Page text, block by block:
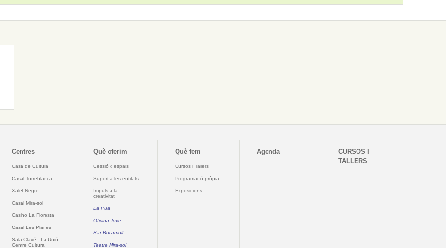
Centres
Casa de Cultura
Casal Torreblanca
Xalet Negre
Casal Mira-sol
Casino La Floresta
Casal Les Planes
Sala Clavé - La Unió
Centre Cultural
Què oferim
Cessió d'espais
Suport a les entitats
Impuls a la
creativitat
La Pua
Oficina Jove
Bar Bocamoll
Teatre Mira-sol
Què fem
Cursos i Tallers
Programació pròpia
Exposicions
Agenda
CURSOS I
TALLERS